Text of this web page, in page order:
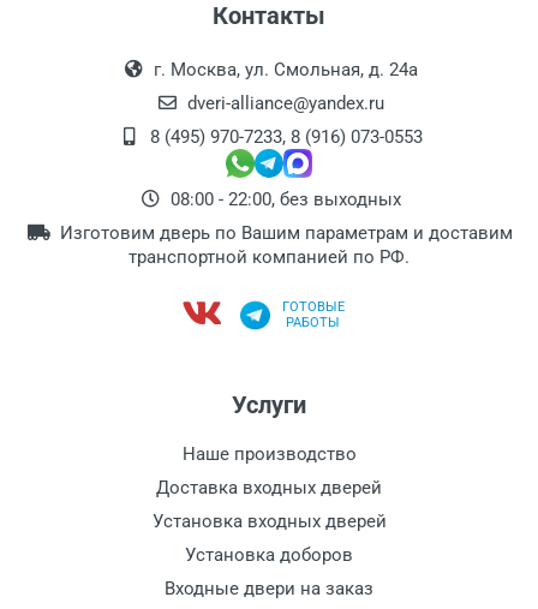
Контакты
г. Москва, ул. Смольная, д. 24а
dveri-alliance@yandex.ru
8 (495) 970-7233, 8 (916) 073-0553
08:00 - 22:00, без выходных
Изготовим дверь по Вашим параметрам и доставим
транспортной компанией по РФ.
ГОТОВЫЕ
РАБОТЫ
Услуги
Наше производство
Доставка входных дверей
Установка входных дверей
Установка доборов
Входные двери на заказ